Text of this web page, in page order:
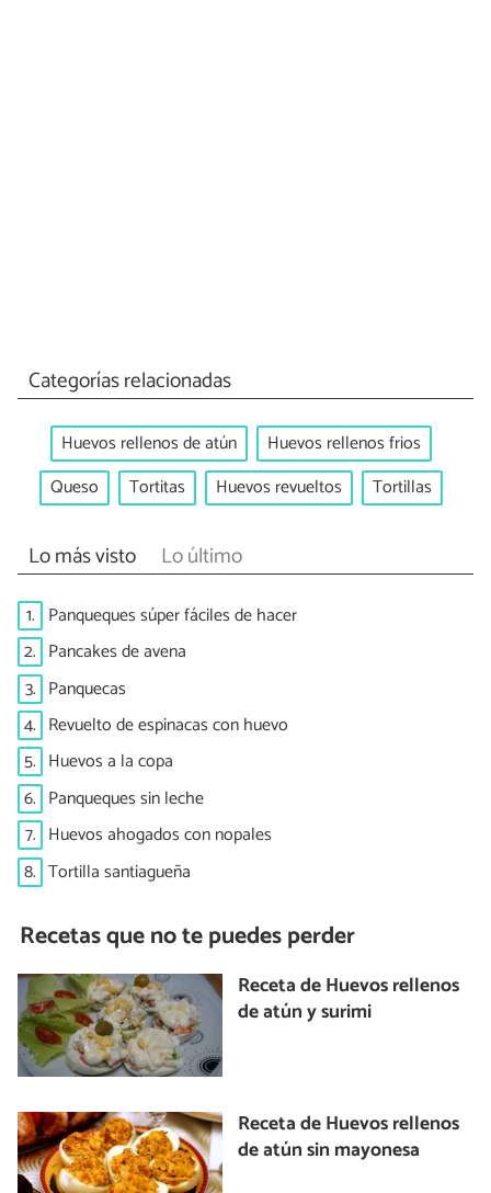
Categorías relacionadas
Huevos rellenos de atún
Huevos rellenos frios
Queso
Tortitas Huevos revueltos Tortillas
Lo más visto Lo último
1. Panqueques súper fáciles de hacer
2. Pancakes de avena
3. Panquecas
4. Revuelto de espinacas con huevo
5. Huevos a la copa
6. Panqueques sin leche
7. Huevos ahogados con nopales
8. Tortilla santiagueña
Recetas que no te puedes perder
Receta de Huevos rellenos
de atún y surimi
Receta de Huevos rellenos
de atún sin mayonesa